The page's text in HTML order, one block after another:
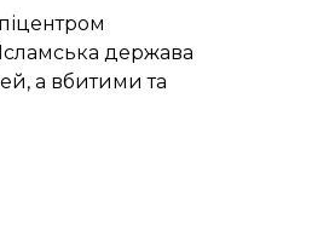
держава
а вбитими та